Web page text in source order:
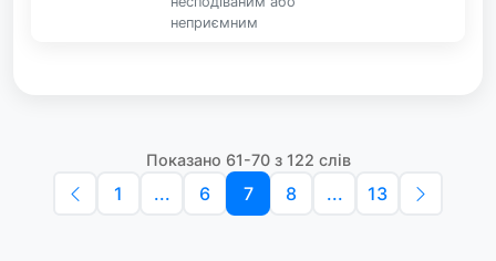
неприємним
Показано 61-70 з 122 слів
1 ... 6 7 8 ... 13